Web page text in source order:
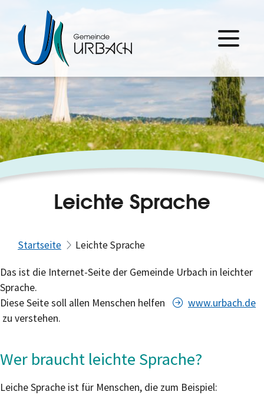
Leichte Sprache
Startseite Leichte Sprache
Das ist die Internet-Seite der Gemeinde Urbach in leichter
Sprache.
Diese Seite soll allen Menschen helfen
www.urbach.de
zu verstehen.
Wer braucht leichte Sprache?
Leiche Sprache ist für Menschen, die zum Beispiel: